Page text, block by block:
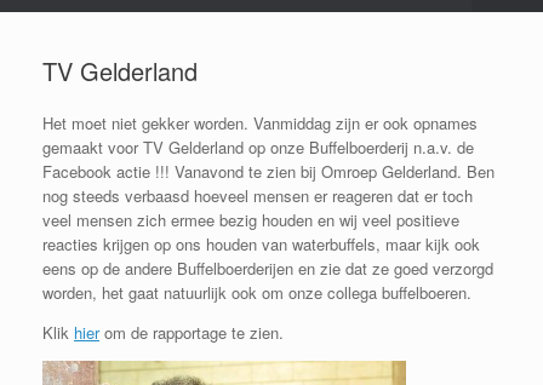
TV Gelderland
Het moet niet gekker worden. Vanmiddag zijn er ook opnames
gemaakt voor TV Gelderland op onze Buffelboerderij n.a.v. de
Facebook actie !!! Vanavond te zien bij Omroep Gelderland. Ben
nog steeds verbaasd hoeveel mensen er reageren dat er toch
veel mensen zich ermee bezig houden en wij veel positieve
reacties krijgen op ons houden van waterbuffels, maar kijk ook
eens op de andere Buffelboerderijen en zie dat ze goed verzorgd
worden, het gaat natuurlijk ook om onze collega buffelboeren.
Klik hierom de rapportage te zien.